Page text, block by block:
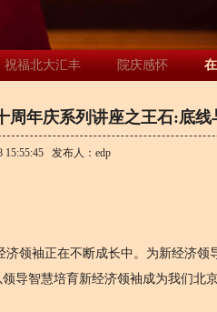
祝福北大汇丰 院庆感怀
周年庆系列讲座之王石:底线
15:55:45 发布人： edp
袖正在不断成长中。为新经济领
导智慧培育新经济领袖成为我们北